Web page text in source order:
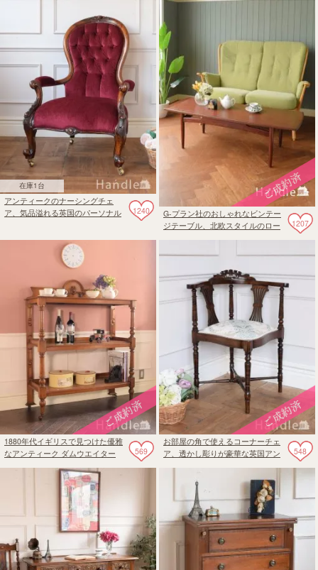
在庫1台
1240
アンティークのナーシングチェ
ア、気品溢れる英国のパーソナル
1207
G-プラン社のおしゃれなビンテー
ジテーブル、北欧スタイルのロー
569
1880年代イギリスで見つけた優雅
なアンティーク ダムウエイター
548
お部屋の角で使えるコーナーチェ
ア、透かし彫りが豪華な英国アン
ティーク椅子